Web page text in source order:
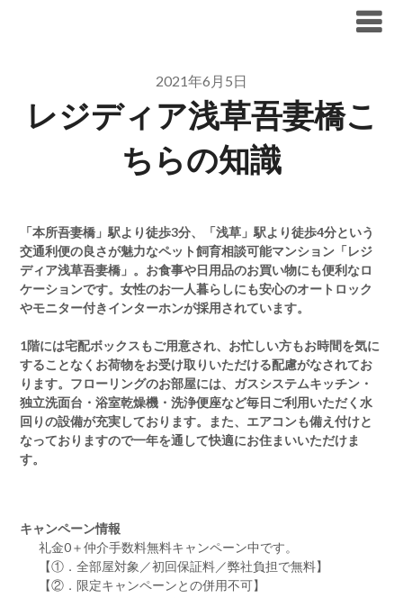
2021年6月5日
レジディア浅草吾妻橋こ
ちらの知識
「本所吾妻橋」駅より徒歩3分、「浅草」駅より徒歩4分という
交通利便の良さが魅力なペット飼育相談可能マンション「レジ
ディア浅草吾妻橋」。お食事や日用品のお買い物にも便利なロ
ケーションです。女性のお一人暮らしにも安心のオートロック
やモニター付きインターホンが採用されています。
1階には宅配ボックスもご用意され、お忙しい方もお時間を気に
することなくお荷物をお受け取りいただける配慮がなされてお
ります。フローリングのお部屋には、ガスシステムキッチン・
独立洗面台・浴室乾燥機・洗浄便座など毎日ご利用いただく水
回りの設備が充実しております。また、エアコンも備え付けと
なっておりますので一年を通して快適にお住まいいただけま
す。
キャンペーン情報
礼金0＋仲介手数料無料キャンペーン中です。
【①．全部屋対象／初回保証料／弊社負担で無料】
【②．限定キャンペーンとの併用不可】